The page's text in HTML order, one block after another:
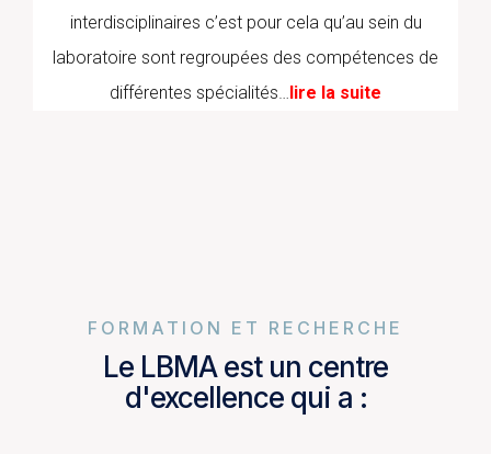
interdisciplinaires c’est pour cela qu’au sein du
laboratoire sont regroupées des compétences de
différentes spécialités… lire la suite
FORMATION ET RECHERCHE
Le LBMA est un centre
d'excellence qui a :